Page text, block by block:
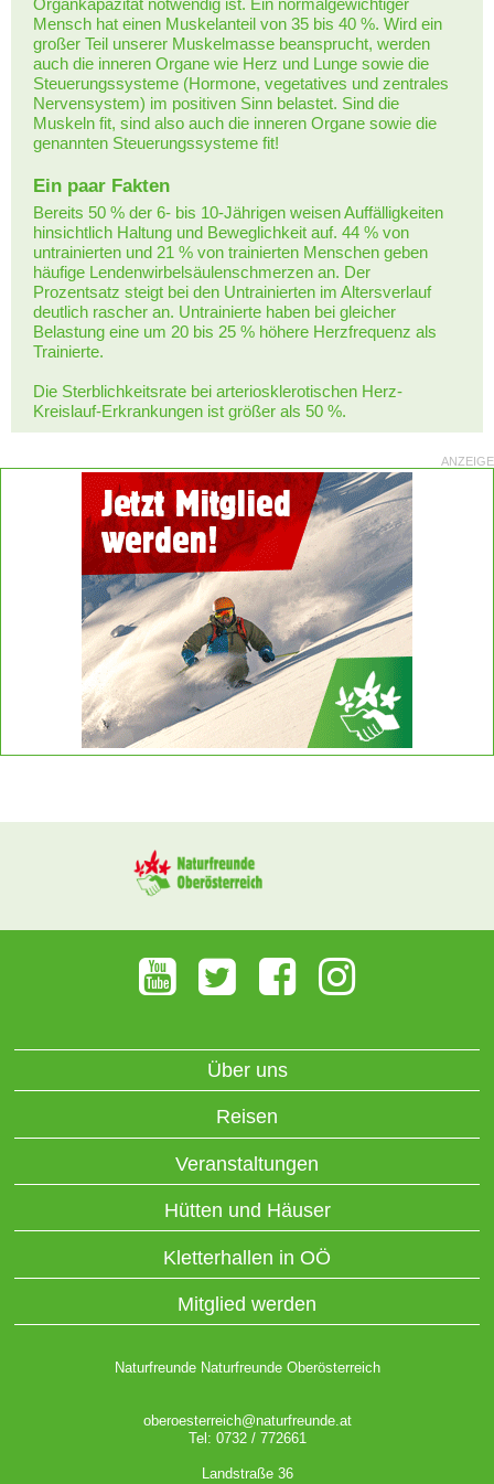
Organkapazität notwendig ist. Ein normalgewichtiger
Mensch hat einen Muskelanteil von 35 bis 40 %. Wird ein
großer Teil unserer Muskelmasse beansprucht, werden
auch die inneren Organe wie Herz und Lunge sowie die
Steuerungssysteme (Hormone, vegetatives und zentrales
Nervensystem) im positiven Sinn belastet. Sind die
Muskeln fit, sind also auch die inneren Organe sowie die
genannten Steuerungssysteme fit!
Ein paar Fakten
Bereits 50 % der 6- bis 10-Jährigen weisen Auffälligkeiten
hinsichtlich Haltung und Beweglichkeit auf. 44 % von
untrainierten und 21 % von trainierten Menschen geben
häufige Lendenwirbelsäulenschmerzen an. Der
Prozentsatz steigt bei den Untrainierten im Altersverlauf
deutlich rascher an. Untrainierte haben bei gleicher
Belastung eine um 20 bis 25 % höhere Herzfrequenz als
Trainierte.
Die Sterblichkeitsrate bei arteriosklerotischen Herz-
Kreislauf-Erkrankungen ist größer als 50 %.
ANZEIGE
Über uns
Reisen
Veranstaltungen
Hütten und Häuser
Kletterhallen in OÖ
Mitglied werden
Naturfreunde Naturfreunde Oberösterreich
oberoesterreich@naturfreunde.at
Tel: 0732 / 772661
Landstraße 36